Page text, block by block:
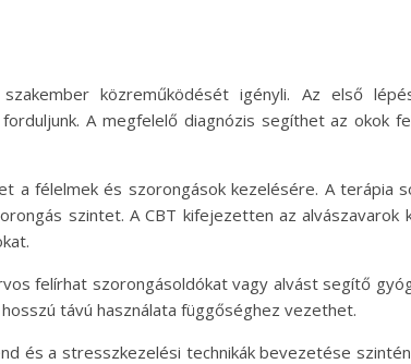
közreműködését igényli. Az első
A megfelelő diagnózis segíthet az okok
a félelmek és szorongások kezelésére. A terápia
szintet. A CBT kifejezetten az alvászavarok
felírhat szorongásoldókat vagy alvást segítő
távú használata függőséghez vezethet.
és a stresszkezelési technikák bevezetése